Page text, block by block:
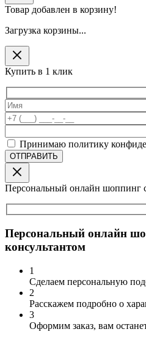
Товар добавлен в корзину!
Загрузка корзины...
Купить в 1 клик
Принимаю политику
Персональный онлайн шоппинг
Персональный онлайн
консультантом
1
Сделаем персональную
2
Расскажем подробно о
3
Оформим заказ, вам